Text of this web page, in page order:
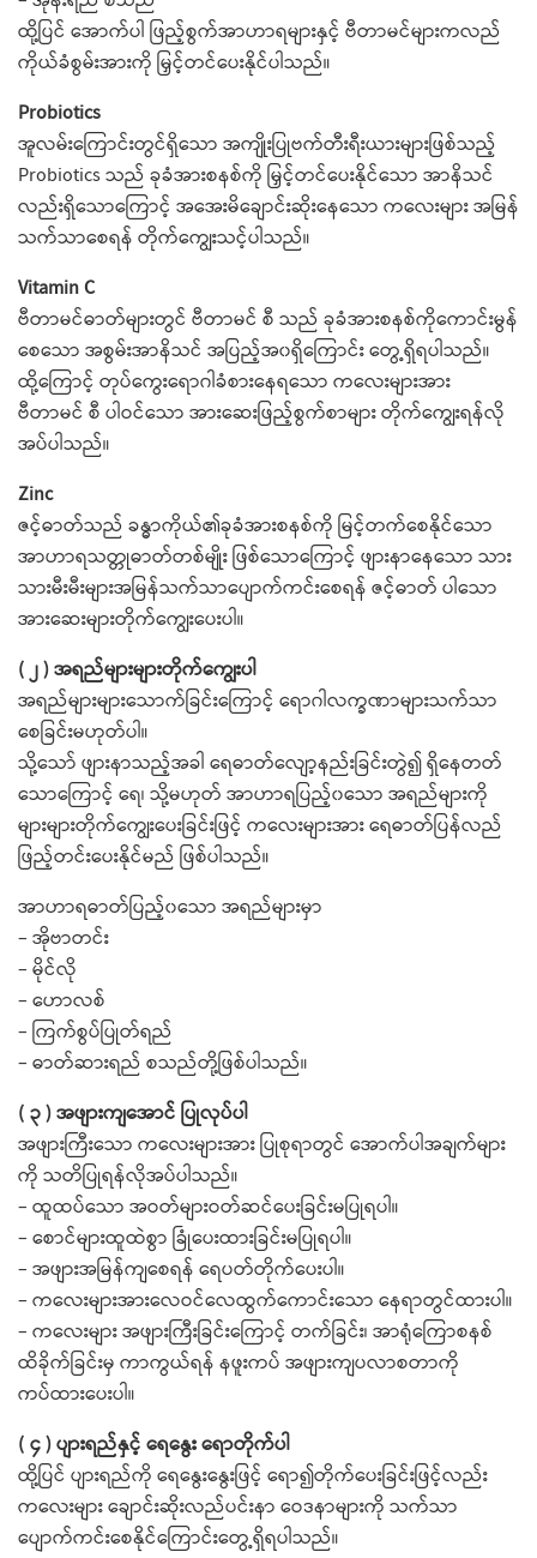
ထို့ပြင် အောက်ပါ ဖြည့်စွက်အာဟာရများနှင့် ဗီတာမင်များကလည်
ကိုယ်ခံစွမ်းအားကို မြှင့်တင်ပေးနိုင်ပါသည်။
Probiotics
အူလမ်းကြောင်းတွင်ရှိသော အကျိုးပြုဗက်တီးရီးယားများဖြစ်သည့်
Probiotics သည် ခုခံအားစနစ်ကို မြှင့်တင်ပေးနိုင်သော အာနိသင်
လည်းရှိသောကြောင့် အအေးမိချောင်းဆိုးနေသော ကလေးများ အမြန်
သက်သာစေရန် တိုက်ကျွေးသင့်ပါသည်။
Vitamin C
ဗီတာမင်ဓာတ်များတွင် ဗီတာမင် စီ သည် ခုခံအားစနစ်ကိုကောင်းမွန်
စေသော အစွမ်းအာနိသင် အပြည့်အ၀ရှိကြောင်း တွေ့ရှိရပါသည်။
ထို့ကြောင့် တုပ်ကွေးရောဂါခံစားနေရသော ကလေးများအား
ဗီတာမင် စီ ပါဝင်သော အားဆေးဖြည့်စွက်စာများ တိုက်ကျွေးရန်လို
အပ်ပါသည်။
Zinc
ဇင့်ဓာတ်သည် ခန္ဓာကိုယ်၏ခုခံအားစနစ်ကို မြင့်တက်စေနိုင်သော
အာဟာရသတ္တုဓာတ်တစ်မျိုး ဖြစ်သောကြောင့် ဖျားနာနေသော သား
သားမီးမီးများအမြန်သက်သာပျောက်ကင်းစေရန် ဇင့်ဓာတ် ပါသော
အားဆေးများတိုက်ကျွေးပေးပါ။
( ၂ ) အရည်များများတိုက်ကျွေးပါ
အရည်များများသောက်ခြင်းကြောင့် ရောဂါလက္ခဏာများသက်သာ
စေခြင်းမဟုတ်ပါ။
သို့သော် ဖျားနာသည့်အခါ ရေဓာတ်လျော့နည်းခြင်းတွဲ၍ ရှိနေတတ်
သောကြောင့် ရေ၊ သို့မဟုတ် အာဟာရပြည့်၀သော အရည်များကို
များများတိုက်ကျွေးပေးခြင်းဖြင့် ကလေးများအား ရေဓာတ်ပြန်လည်
ဖြည့်တင်းပေးနိုင်မည် ဖြစ်ပါသည်။
အာဟာရဓာတ်ပြည့်၀သော အရည်များမှာ
– အိုဗာတင်း
– မိုင်လို
– ‌ဟောလစ်
– ကြက်စွပ်ပြုတ်ရည်
– ဓာတ်ဆားရည် စသည်တို့ဖြစ်ပါသည်။
( ၃ ) အဖျားကျအောင် ပြုလုပ်ပါ
အဖျားကြီးသော ကလေးများအား ပြုစုရာတွင် အောက်ပါအချက်များ
ကို သတိပြုရန်လိုအပ်ပါသည်။
– ထူထပ်သော အဝတ်များဝတ်ဆင်ပေးခြင်းမပြုရပါ။
– စောင်များထူထဲစွာ ခြုံပေးထားခြင်းမပြုရပါ။
– အဖျားအမြန်ကျစေရန် ရေပတ်တိုက်ပေးပါ။
– ကလေးများအားလေဝင်လေထွက်ကောင်းသော နေရာတွင်ထားပါ။
– ကလေးများ အဖျားကြီးခြင်းကြောင့် တက်ခြင်း၊ အာရုံကြောစနစ်
ထိခိုက်ခြင်းမှ ကာကွယ်ရန် နဖူးကပ် အဖျားကျပလာစတာကို
ကပ်ထားပေးပါ။
( ၄ ) ပျားရည်နှင့် ရေနွေး ရောတိုက်ပါ
ထို့ပြင် ပျားရည်ကို ရေနွေးနွေးဖြင့် ရော၍တိုက်ပေးခြင်းဖြင့်လည်း
ကလေးများ ချောင်းဆိုးလည်ပင်းနာ ဝေဒနာများကို သက်သာ
ပျောက်ကင်းစေနိုင်ကြောင်းတွေ့ရှိရပါသည်။